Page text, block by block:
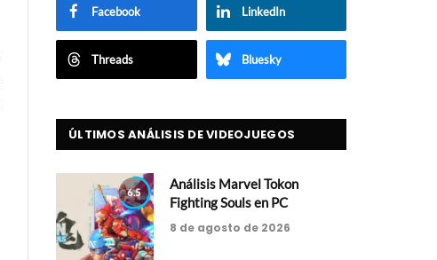
Facebook LinkedIn
Threads Bluesky
ÚLTIMOS ANÁLISIS DE VIDEOJUEGOS
6.5
Análisis Marvel Tokon
Fighting Souls en PC
8 de agosto de 2026